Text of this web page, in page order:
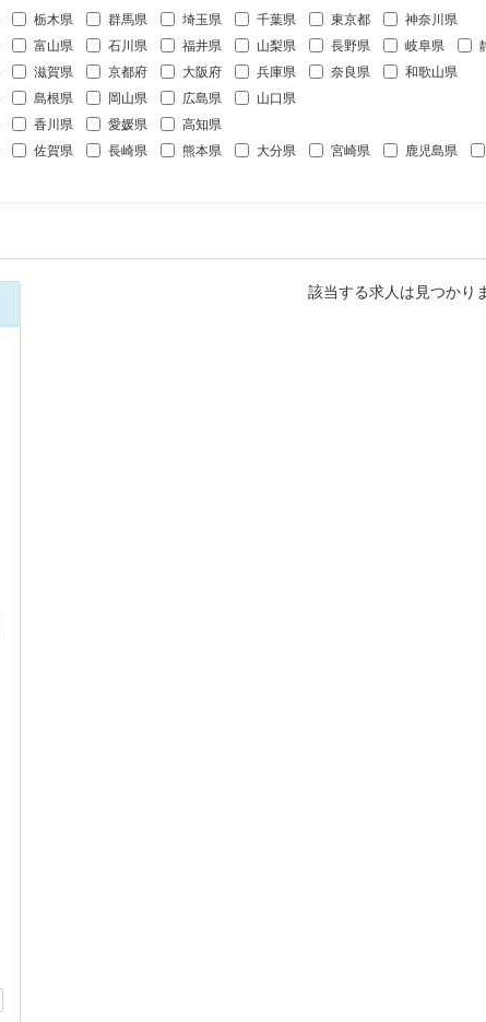
栃木県 群馬県 埼玉県 千葉県 東京都
神奈川県
富山県 石川県 福井県 山梨県 長野県 岐阜県
滋賀県 京都府 大阪府 兵庫県 奈良県
和歌山県
島根県 岡山県 広島県
山口県
香川県 愛媛県
高知県
佐賀県 長崎県 熊本県 大分県 宮崎県 鹿児島県
該当する求人は見つかり